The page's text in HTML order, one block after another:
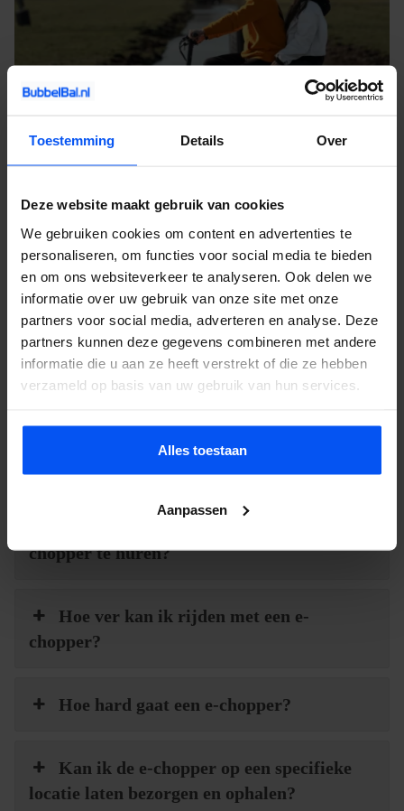
Toestemming Details Over
Deze website maakt gebruik van cookies
We gebruiken cookies om content en advertenties te
personaliseren, om functies voor social media te bieden
en om ons websiteverkeer te analyseren. Ook delen we
informatie over uw gebruik van onze site met onze
partners voor social media, adverteren en analyse. Deze
partners kunnen deze gegevens combineren met andere
informatie die u aan ze heeft verstrekt of die ze hebben
verzameld op basis van uw gebruik van hun services.
Alles toestaan
Aanpassen
Contact en informatie
Ook een activiteit huren voor jouw uitje? Of heb je nog vragen
over onze activiteiten, service of prijzen? Vul hetcontactformulier
in. Dan nemen wij zo snel mogelijk contact met je op. Wij
vertellen je alles over de mogelijkheden en denken graag met je
mee.
chopper te huren?
Hoe ver kan ik rijden met een e-
chopper?
Hoe hard gaat een e-chopper?
Kan ik de e-chopper op een specifieke
locatie laten bezorgen en ophalen?